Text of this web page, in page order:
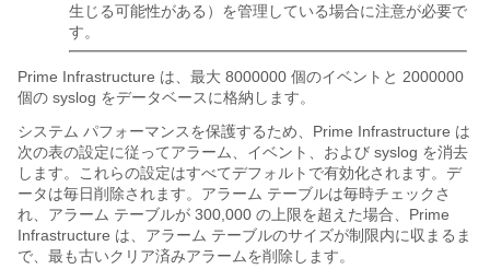
生じる可能性がある）を管理している場合に注意が必要で
す。
Prime Infrastructure は、最大 8000000 個のイベントと 2000000
個の syslog をデータベースに格納します。
システム パフォーマンスを保護するため、 Prime Infrastructure は
次の表の設定に従ってアラーム、イベント、および syslog を消去
します。これらの設定はすべてデフォルトで有効化されます。デ
ータは毎日削除されます。アラーム テーブルは毎時チェックさ
れ、アラーム テーブルが 300,000 の上限を超えた場合、 Prime
Infrastructure は、アラーム テーブルのサイズが制限内に収まるま
で、最も古いクリア済みアラームを削除します。